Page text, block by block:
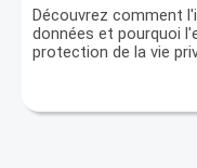
Découvrez comment
données et pourquoi
protection de la vie